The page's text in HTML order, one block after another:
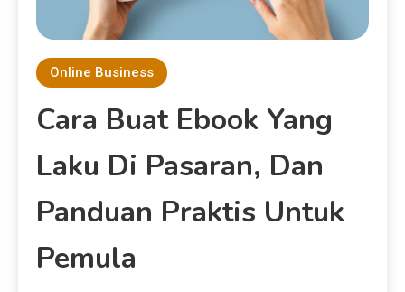
Online Business
Cara Buat Ebook Yang
Laku Di Pasaran, Dan
Panduan Praktis Untuk
Pemula